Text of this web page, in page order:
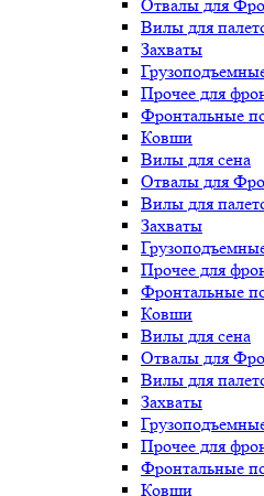
Отвалы для
Вилы для
Захваты
Прочее для
Фронтальные
Ковши
Вилы для сена
Отвалы для
Вилы для
Захваты
Прочее для
Фронтальные
Ковши
Вилы для сена
Отвалы для
Вилы для
Захваты
Прочее для
Фронтальные
Ковши